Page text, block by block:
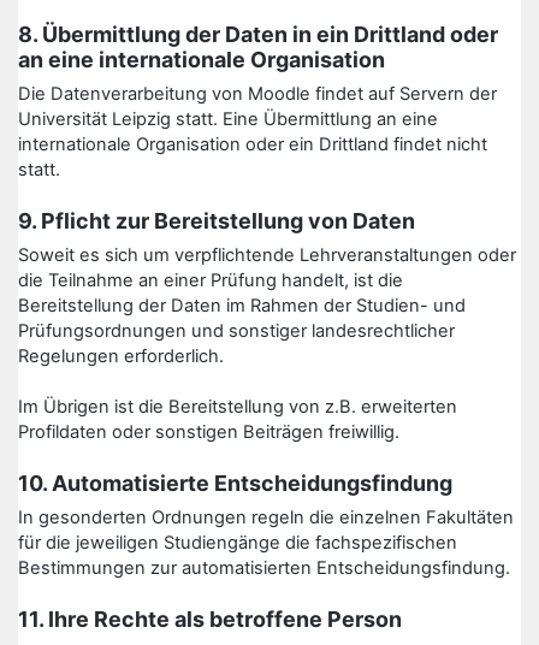
8. Übermittlung der Daten in ein Drittland oder
an eine internationale Organisation
Die Datenverarbeitung von Moodle findet auf Servern der
Universität Leipzig statt. Eine Übermittlung an eine
internationale Organisation oder ein Drittland findet nicht
statt.
9. Pflicht zur Bereitstellung von Daten
Soweit es sich um verpflichtende Lehrveranstaltungen oder
die Teilnahme an einer Prüfung handelt, ist die
Bereitstellung der Daten im Rahmen der Studien- und
Prüfungsordnungen und sonstiger landesrechtlicher
Regelungen erforderlich.
Im Übrigen ist die Bereitstellung von z.B. erweiterten
Profildaten oder sonstigen Beiträgen freiwillig.
10. Automatisierte Entscheidungsfindung
In gesonderten Ordnungen regeln die einzelnen Fakultäten
für die jeweiligen Studiengänge die fachspezifischen
Bestimmungen zur automatisierten Entscheidungsfindung.
11. Ihre Rechte als betroffene Person